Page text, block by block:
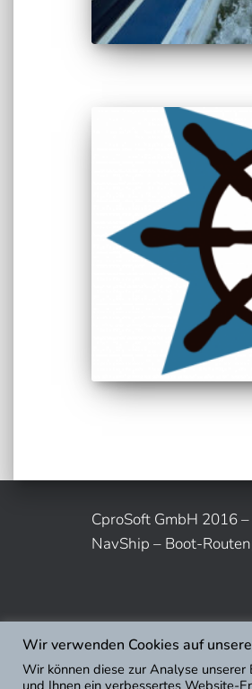
CproSoft GmbH 2016
NavShip – Boot-
Wir verwenden Cookies auf
Wir können diese zur Analyse
und Ihnen ein verbessertes Website-